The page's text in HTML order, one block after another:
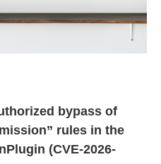
bypass of
rules in the
(CVE-2026-